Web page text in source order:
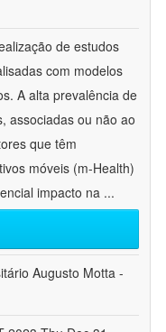
de estudos
com modelos
A alta prevalência de
associadas ou não ao
que têm
móveis (m-Health)
impacto na ...
Augusto Motta -